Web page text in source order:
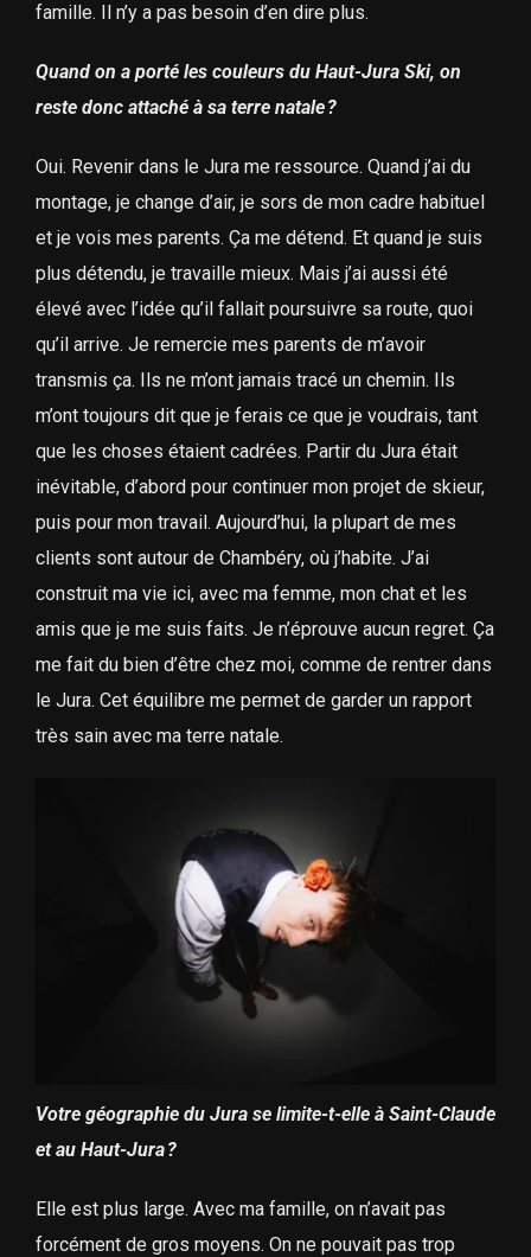
famille. Il n’y a pas besoin d’en dire plus.
Quand on a porté les couleurs du Haut-Jura Ski, on
reste donc attaché à sa terre natale ?
Oui. Revenir dans le Jura me ressource. Quand j’ai du
montage, je change d’air, je sors de mon cadre habituel
et je vois mes parents. Ça me détend. Et quand je suis
plus détendu, je travaille mieux. Mais j’ai aussi été
élevé avec l’idée qu’il fallait poursuivre sa route, quoi
qu’il arrive. Je remercie mes parents de m’avoir
transmis ça. Ils ne m’ont jamais tracé un chemin. Ils
m’ont toujours dit que je ferais ce que je voudrais, tant
que les choses étaient cadrées. Partir du Jura était
inévitable, d’abord pour continuer mon projet de skieur,
puis pour mon travail. Aujourd’hui, la plupart de mes
clients sont autour de Chambéry, où j’habite. J’ai
construit ma vie ici, avec ma femme, mon chat et les
amis que je me suis faits. Je n’éprouve aucun regret. Ça
me fait du bien d’être chez moi, comme de rentrer dans
le Jura. Cet équilibre me permet de garder un rapport
très sain avec ma terre natale.
Votre géographie du Jura se limite-t-elle à Saint-Claude
et au Haut-Jura ?
Elle est plus large. Avec ma famille, on n’avait pas
forcément de gros moyens. On ne pouvait pas trop